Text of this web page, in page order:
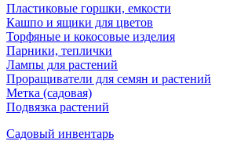
Пластиковые горшки, емкости
Кашпо и ящики для цветов
Торфяные и кокосовые изделия
Парники, теплички
Лампы для растений
Проращиватели для семян и растений
Метка (садовая)
Подвязка растений
Садовый инвентарь